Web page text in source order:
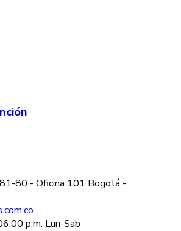
80 - Oficina 101 Bogotá -
p.m. Lun-Sab